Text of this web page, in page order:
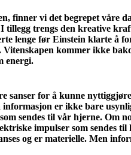
finner vi det begrepet
trengs den kreative
lenge før Einstein klarte å
kommer ikke
energi.
sanser for å kunne
er ikke bare
sendes til vår hjerne.
impulser som
og er materielle. Men